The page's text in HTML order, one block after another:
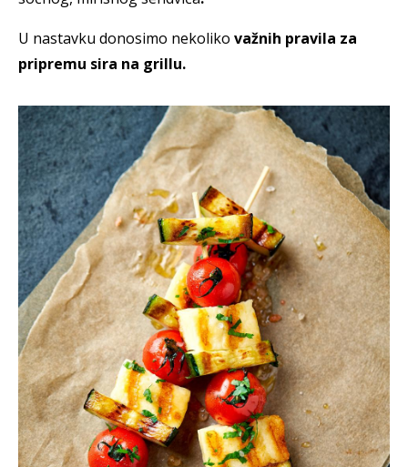
U nastavku donosimo nekoliko važnih pravila za
pripremu sira na grillu.